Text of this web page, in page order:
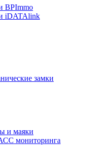
BPImmo
iDATAlink
замки
и маяки
мониторинга